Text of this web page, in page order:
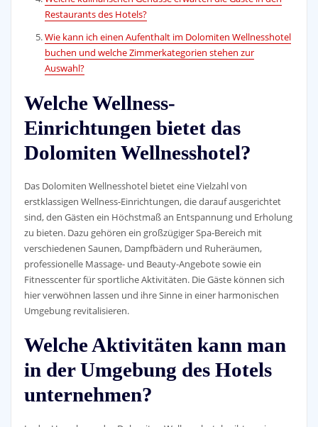
Restaurants des Hotels?
Wie kann ich einen Aufenthalt im Dolomiten Wellnesshotel
buchen und welche Zimmerkategorien stehen zur
Auswahl?
Welche Wellness-
Einrichtungen bietet das
Dolomiten Wellnesshotel?
Das Dolomiten Wellnesshotel bietet eine Vielzahl von
erstklassigen Wellness-Einrichtungen, die darauf ausgerichtet
sind, den Gästen ein Höchstmaß an Entspannung und Erholung
zu bieten. Dazu gehören ein großzügiger Spa-Bereich mit
verschiedenen Saunen, Dampfbädern und Ruheräumen,
professionelle Massage- und Beauty-Angebote sowie ein
Fitnesscenter für sportliche Aktivitäten. Die Gäste können sich
hier verwöhnen lassen und ihre Sinne in einer harmonischen
Umgebung revitalisieren.
Welche Aktivitäten kann man
in der Umgebung des Hotels
unternehmen?